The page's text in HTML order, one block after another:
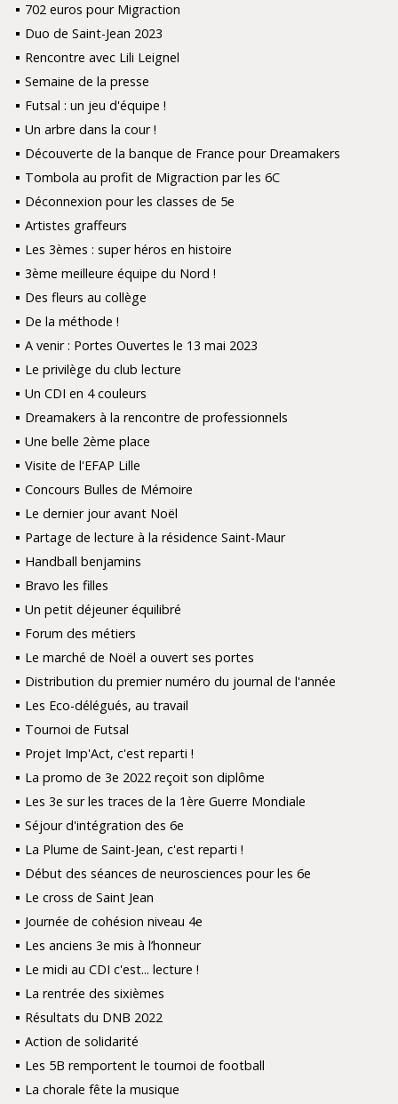
702 euros pour Migraction
Duo de Saint-Jean 2023
Rencontre avec Lili Leignel
Semaine de la presse
Futsal : un jeu d'équipe !
Un arbre dans la cour !
Découverte de la banque de France pour Dreamakers
Tombola au profit de Migraction par les 6C
Déconnexion pour les classes de 5e
Artistes graffeurs
Les 3èmes : super héros en histoire
3ème meilleure équipe du Nord !
Des fleurs au collège
De la méthode !
A venir : Portes Ouvertes le 13 mai 2023
Le privilège du club lecture
Un CDI en 4 couleurs
Dreamakers à la rencontre de professionnels
Une belle 2ème place
Visite de l'EFAP Lille
Concours Bulles de Mémoire
Le dernier jour avant Noël
Partage de lecture à la résidence Saint-Maur
Handball benjamins
Bravo les filles
Un petit déjeuner équilibré
Forum des métiers
Le marché de Noël a ouvert ses portes
Distribution du premier numéro du journal de l'année
Les Eco-délégués, au travail
Tournoi de Futsal
Projet Imp'Act, c'est reparti !
La promo de 3e 2022 reçoit son diplôme
Les 3e sur les traces de la 1ère Guerre Mondiale
Séjour d'intégration des 6e
La Plume de Saint-Jean, c'est reparti !
Début des séances de neurosciences pour les 6e
Le cross de Saint Jean
Journée de cohésion niveau 4e
Les anciens 3e mis à l’honneur
Le midi au CDI c'est... lecture !
La rentrée des sixièmes
Résultats du DNB 2022
Action de solidarité
Les 5B remportent le tournoi de football
La chorale fête la musique